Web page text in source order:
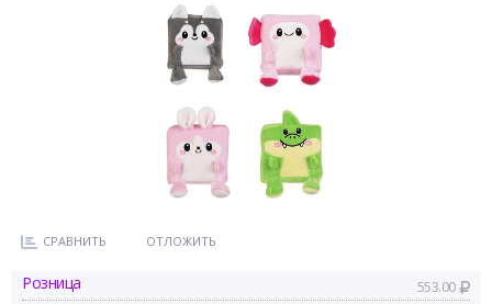
СРАВНИТЬ ОТЛОЖИТЬ
Розница 553.00